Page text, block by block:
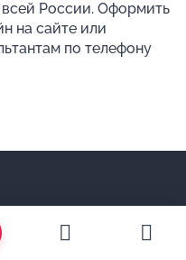
России. Оформить
на сайте или
по телефону